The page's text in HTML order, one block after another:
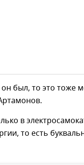
был, то это тоже
в
то есть